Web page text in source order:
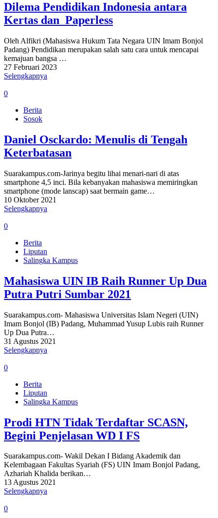
Dilema Pendidikan Indonesia antara
Kertas dan Paperless
Oleh Alfikri (Mahasiswa Hukum Tata Negara UIN Imam Bonjol
Padang) Pendidikan merupakan salah satu cara untuk mencapai
kemajuan bangsa …
27 Februari 2023
Selengkapnya
0
Berita
Sosok
Daniel Osckardo: Menulis di Tengah
Keterbatasan
Suarakampus.com-Jarinya begitu lihai menari-nari di atas
smartphone 4,5 inci. Bila kebanyakan mahasiswa memiringkan
smartphone (mode lanscap) saat bermain game…
10 Oktober 2021
Selengkapnya
0
Berita
Liputan
Salingka Kampus
Mahasiswa UIN IB Raih Runner Up Dua
Putra Putri Sumbar 2021
Suarakampus.com- Mahasiswa Universitas Islam Negeri (UIN)
Imam Bonjol (IB) Padang, Muhammad Yusup Lubis raih Runner
Up Dua Putra…
31 Agustus 2021
Selengkapnya
0
Berita
Liputan
Salingka Kampus
Prodi HTN Tidak Terdaftar SCASN,
Begini Penjelasan WD I FS
Suarakampus.com- Wakil Dekan I Bidang Akademik dan
Kelembagaan Fakultas Syariah (FS) UIN Imam Bonjol Padang,
Azhariah Khalida berikan…
13 Agustus 2021
Selengkapnya
0